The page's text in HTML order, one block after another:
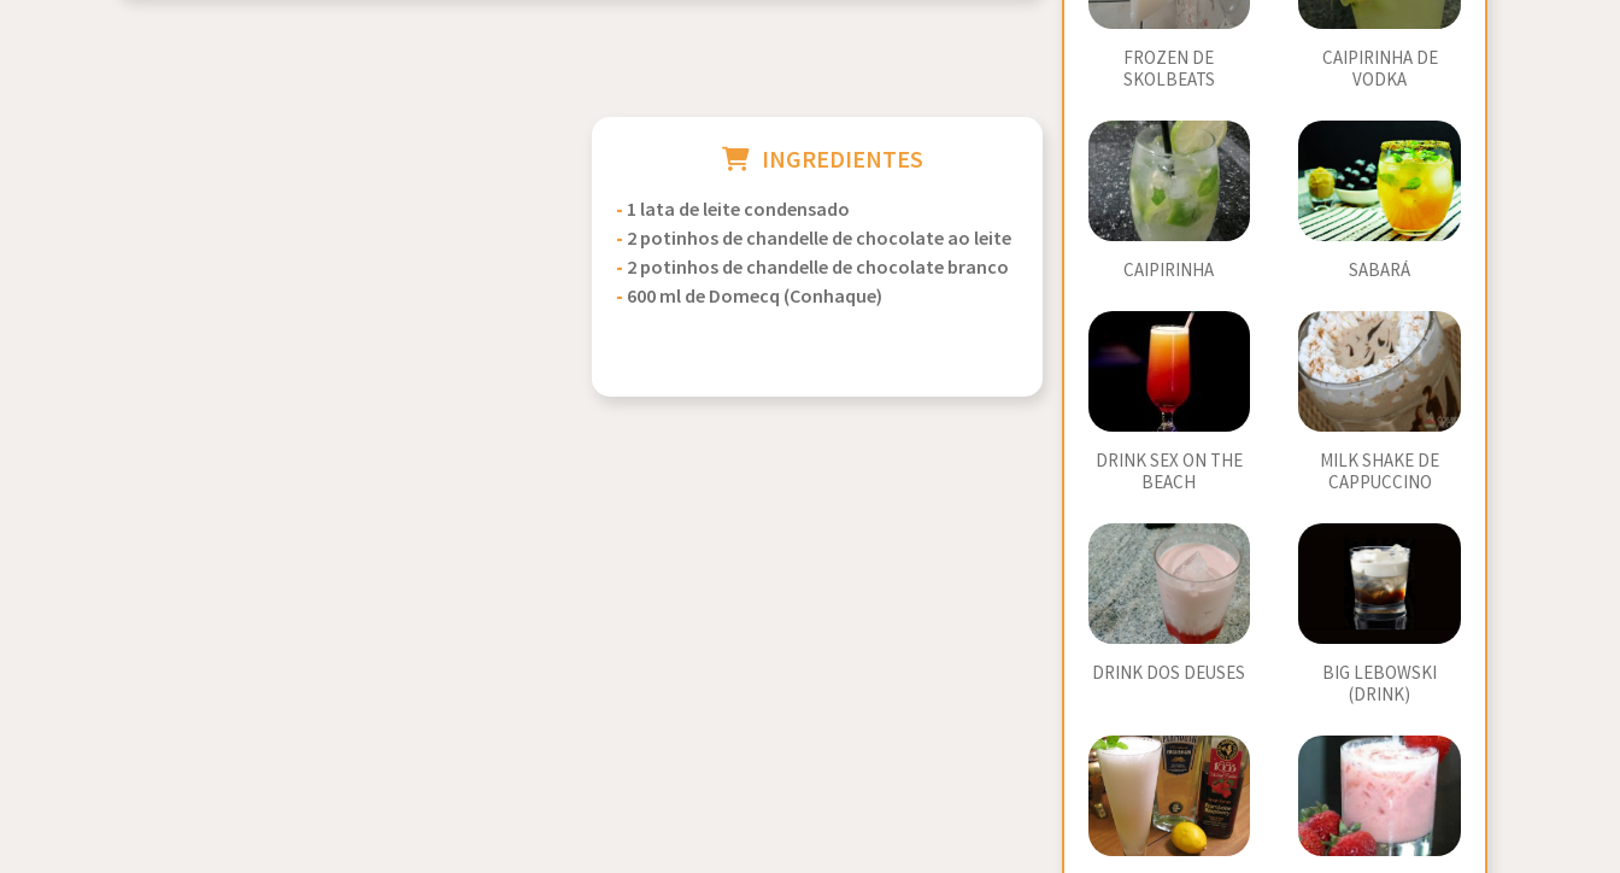
INGREDIENTES
- 1 lata de leite condensado
- 2 potinhos de chandelle de chocolate ao leite
- 2 potinhos de chandelle de chocolate branco
- 600 ml de Domecq (Conhaque)
FROZEN DE
SKOLBEATS
CAIPIRINHA DE
VODKA
CAIPIRINHA SABARÁ
DRINK SEX ON THE
BEACH
MILK SHAKE DE
CAPPUCCINO
DRINK DOS DEUSES
BIG LEBOWSKI
(DRINK)